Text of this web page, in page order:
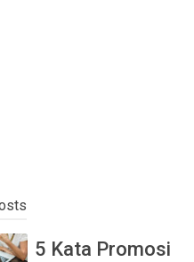
5 Kata Promosi